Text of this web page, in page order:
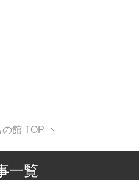
館 TOP
一覧